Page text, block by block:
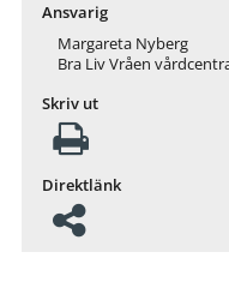
Ansvarig
Margareta Nyberg
Bra Liv Vråen
Skriv ut
Direktlänk